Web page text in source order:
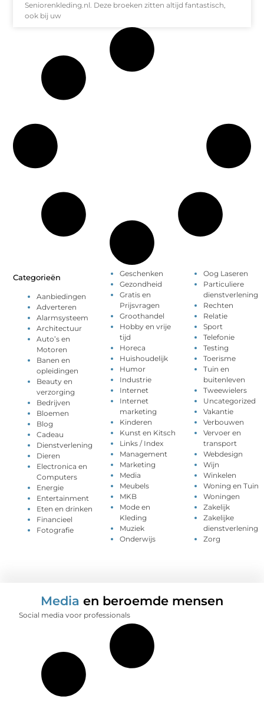
Seniorenkleding.nl. Deze broeken zitten altijd fantastisch,
ook bij uw
Categorieën
Aanbiedingen
Adverteren
Alarmsysteem
Architectuur
Auto’s en
Motoren
Banen en
opleidingen
Beauty en
verzorging
Bedrijven
Bloemen
Blog
Cadeau
Dienstverlening
Dieren
Electronica en
Computers
Energie
Entertainment
Eten en drinken
Financieel
Fotografie
Geschenken
Gezondheid
Gratis en
Prijsvragen
Groothandel
Hobby en vrije
tijd
Horeca
Huishoudelijk
Humor
Industrie
Internet
Internet
marketing
Kinderen
Kunst en Kitsch
Links / Index
Management
Marketing
Media
Meubels
MKB
Mode en
Kleding
Muziek
Onderwijs
Oog Laseren
Particuliere
dienstverlening
Rechten
Relatie
Sport
Telefonie
Testing
Toerisme
Tuin en
buitenleven
Tweewielers
Uncategorized
Vakantie
Verbouwen
Vervoer en
transport
Webdesign
Wijn
Winkelen
Woning en Tuin
Woningen
Zakelijk
Zakelijke
dienstverlening
Zorg
Media en beroemde mensen
Social media voor professionals